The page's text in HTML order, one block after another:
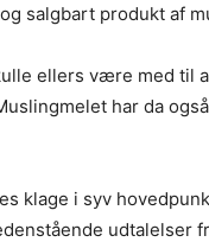
salgbart produkt af
ellers være med til
har da
klage i syv
udtalelser